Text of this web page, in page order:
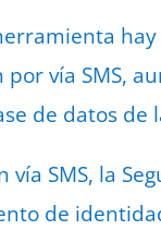
por vía SMS,
de datos de
vía SMS, la
de